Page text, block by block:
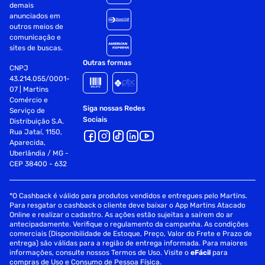
Especificacões:
CPU:
Soquete LGA1700: Suporte para os Processadores Intel
Core de 13ª e 12ª Geracão, Pentium Gold e Celeron
O cache L3 varia de acordo com a CPU
(Consulte a "Lista de Suporte da CPU" para obter mais
informacões.)
Chipset:
Memoria:
Suporte para modulos de memoria DDR5 7600 (O.C.)
/7400(O.C.) /7200(O.C.) /7000(O.C.) /6800(O.C.)
/6600(O.C.) / 6400(O.C.) / 6200(O.C.) / 6000(O.C.) /
5800(O.C.) / 5600(O.C.) / 5400(O.C.) / 5200(O.C.) / 4800
demais
anunciados em
outros meios de
comunicação e
sites de buscas.
CNPJ
43.214.055/0001-
07 | Martins
Comércio e
Serviço de
Distribuição S.A.
Rua Jataí, 1150,
Aparecida,
Uberlândia / MG -
CEP 38400 - 632
Outras formas
Siga nossas Redes
Sociais
*O Cashback é válido para produtos vendidos e entregues pelo Martins.
Para resgatar o cashback o cliente deve baixar o App Martins Atacado
Online e realizar o cadastro. As ações estão sujeitas a saírem do ar
antecipadamente. Verifique o regulamento da campanha. As condições
comerciais (Disponibilidade de Estoque, Preço, Valor do Frete e Prazo de
entrega) são válidas para a região de entrega informada. Para maiores
informações, consulte nossos Termos de Uso. Visite oeFácil para
compras de Uso e Consumo de Pessoa Física.